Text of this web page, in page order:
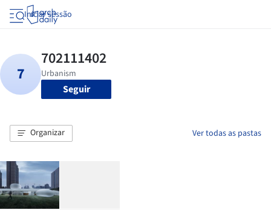
Iniciar sessão
Seguir
Organizar Ver todas as pastas